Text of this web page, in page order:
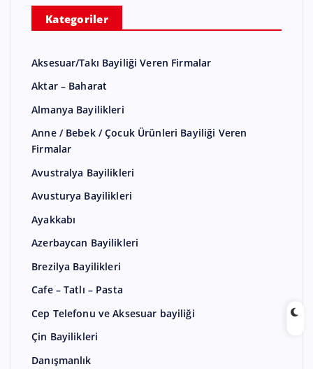
Kategoriler
Aksesuar/Takı Bayiliği Veren Firmalar
Aktar – Baharat
Almanya Bayilikleri
Anne / Bebek / Çocuk Ürünleri Bayiliği Veren
Firmalar
Avustralya Bayilikleri
Avusturya Bayilikleri
Ayakkabı
Azerbaycan Bayilikleri
Brezilya Bayilikleri
Cafe – Tatlı – Pasta
Cep Telefonu ve Aksesuar bayiliği
Çin Bayilikleri
Danışmanlık